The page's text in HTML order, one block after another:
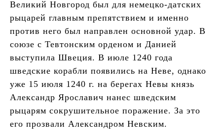
Великий Новгород был для немецко-датских
рыцарей главным препятствием и именно
против него был направлен основной удар. В
союзе с Тевтонским орденом и Данией
выступила Швеция. В июле 1240 года
шведские корабли появились на Неве, однако
уже 15 июля 1240 г. на берегах Невы князь
Александр Ярославич нанес шведским
рыцарям сокрушительное поражение. За это
его прозвали Александром Невским.